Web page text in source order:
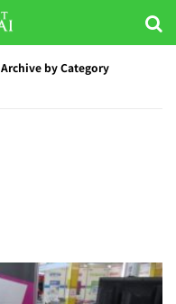
Archive by Category